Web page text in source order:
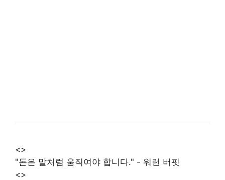
<>
"돈은 말처럼 움직여야 합니다." - 워런 버핏
<>